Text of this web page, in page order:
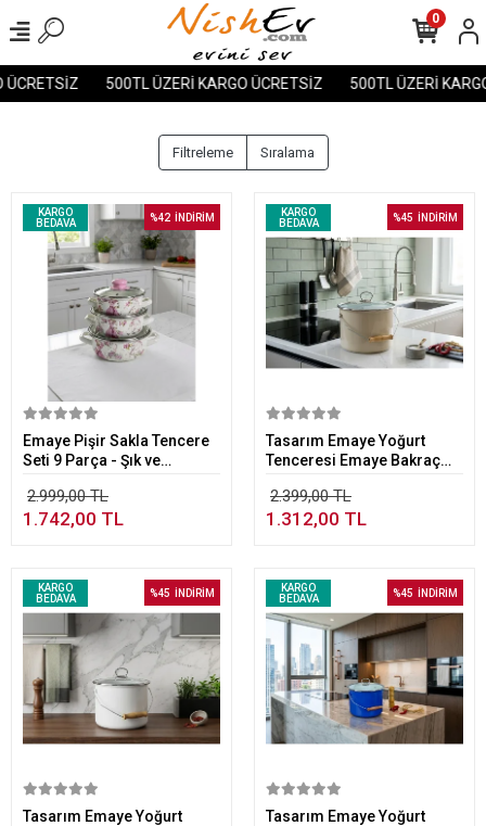
500TL ÜZERİ KARGO ÜCRETSİZ 500TL ÜZERİ KARGO
0
Filtreleme Sıralama
KARGO
BEDAVA
%42 İNDİRİM
Sepete Ekle
Emaye Pişir Sakla Tencere
Seti 9 Parça - Şık ve
2.999,00 TL
1.742,00 TL
KARGO
BEDAVA
%45 İNDİRİM
Sepete Ekle
Tasarım Emaye Yoğurt
Tenceresi Emaye Bakraç
2.399,00 TL
1.312,00 TL
KARGO
BEDAVA
%45 İNDİRİM
Sepete Ekle
Tasarım Emaye Yoğurt
KARGO
BEDAVA
%45 İNDİRİM
Sepete Ekle
Tasarım Emaye Yoğurt